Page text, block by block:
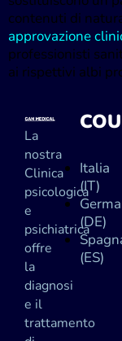
contenuti di
approvazione
professionisti
ai rispettivi albi
La
nostra
Clinica
psicologica
e
psichiatrica
offre
la
diagnosi
e il
trattamento
Italia
(IT)
(DE)
(ES)